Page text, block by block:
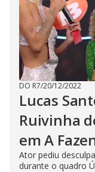
DO R7/20/12/2022
Lucas
Ruivinha
em A
Ator pediu
durante o quadro